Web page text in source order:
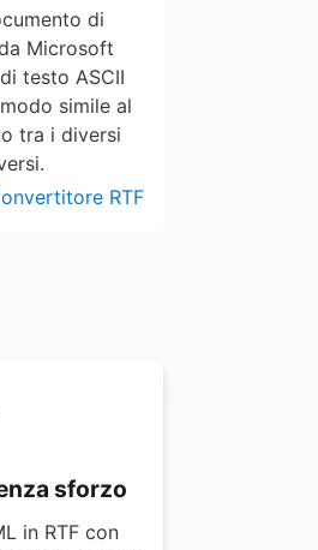
di
Microsoft
testo ASCII
simile al
tra i diversi
RTF
sforzo
in RTF con